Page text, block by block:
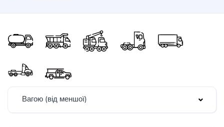
Вагою (від меншої)